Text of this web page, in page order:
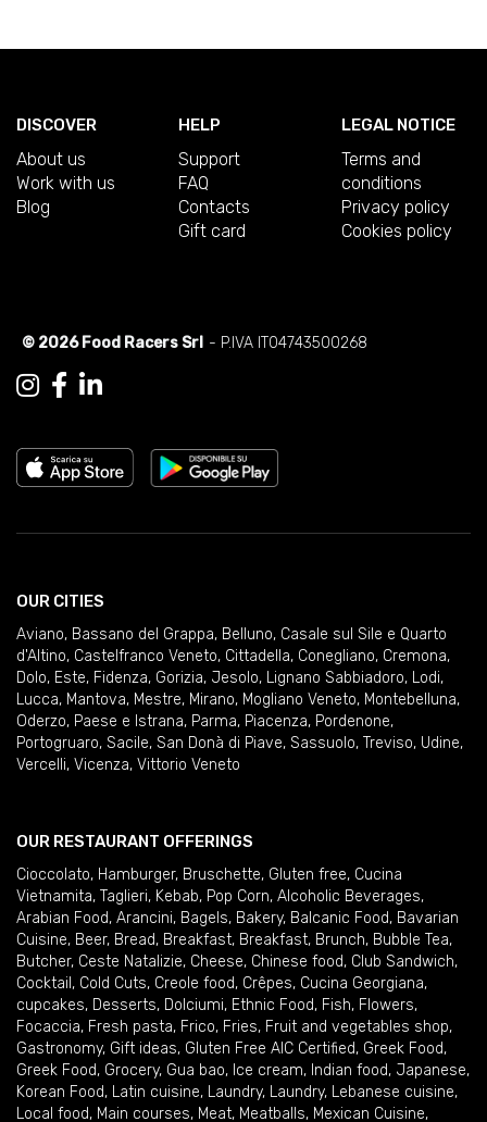
DISCOVER
About us
Work with us
Blog
HELP
Support
FAQ
Contacts
Gift card
LEGAL NOTICE
Terms and
conditions
Privacy policy
Cookies policy
© 2026 Food Racers Srl - P.IVA IT04743500268
OUR CITIES
Aviano, Bassano del Grappa, Belluno, Casale sul Sile e Quarto
d'Altino, Castelfranco Veneto, Cittadella, Conegliano, Cremona,
Dolo, Este, Fidenza, Gorizia, Jesolo, Lignano Sabbiadoro, Lodi,
Lucca, Mantova, Mestre, Mirano, Mogliano Veneto, Montebelluna,
Oderzo, Paese e Istrana, Parma, Piacenza, Pordenone,
Portogruaro, Sacile, San Donà di Piave, Sassuolo, Treviso, Udine,
Vercelli, Vicenza, Vittorio Veneto
OUR RESTAURANT OFFERINGS
Cioccolato, Hamburger, Bruschette, Gluten free, Cucina
Vietnamita, Taglieri, Kebab, Pop Corn, Alcoholic Beverages,
Arabian Food, Arancini, Bagels, Bakery, Balcanic Food, Bavarian
Cuisine, Beer, Bread, Breakfast, Breakfast, Brunch, Bubble Tea,
Butcher, Ceste Natalizie, Cheese, Chinese food, Club Sandwich,
Cocktail , Cold Cuts, Creole food, Crêpes, Cucina Georgiana,
cupcakes, Desserts, Dolciumi, Ethnic Food, Fish, Flowers,
Focaccia, Fresh pasta, Frico, Fries, Fruit and vegetables shop,
Gastronomy, Gift ideas, Gluten Free AIC Certified, Greek Food,
Greek Food, Grocery, Gua bao, Ice cream, Indian food, Japanese,
Korean Food, Latin cuisine, Laundry, Laundry, Lebanese cuisine,
Local food, Main courses, Meat, Meatballs, Mexican Cuisine,